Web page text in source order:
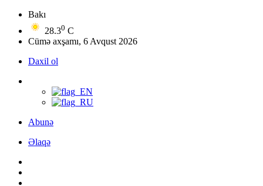
Bakı
28.30 C
Cümə axşamı, 6 Avqust 2026
Daxil ol
Abunə
Əlaqə